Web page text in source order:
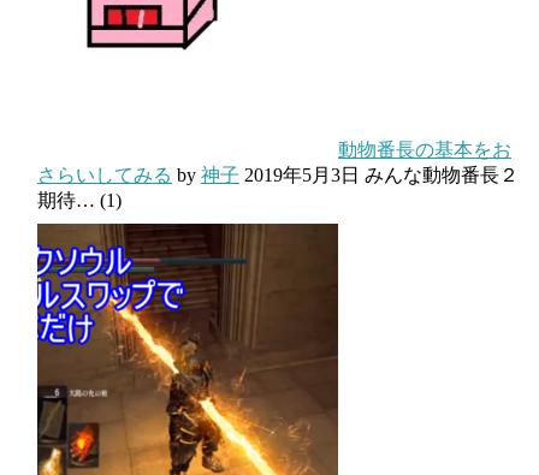
動物番長の基本をお
さらいしてみる by 神子 2019年5月3日 みんな動物番長２
期待… (1)